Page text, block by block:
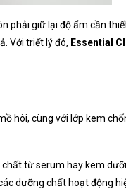
phải giữ lại độ ẩm cần
Với triết lý đó, Essential
hôi, cùng với lớp kem
từ serum hay kem
dưỡng chất hoạt động